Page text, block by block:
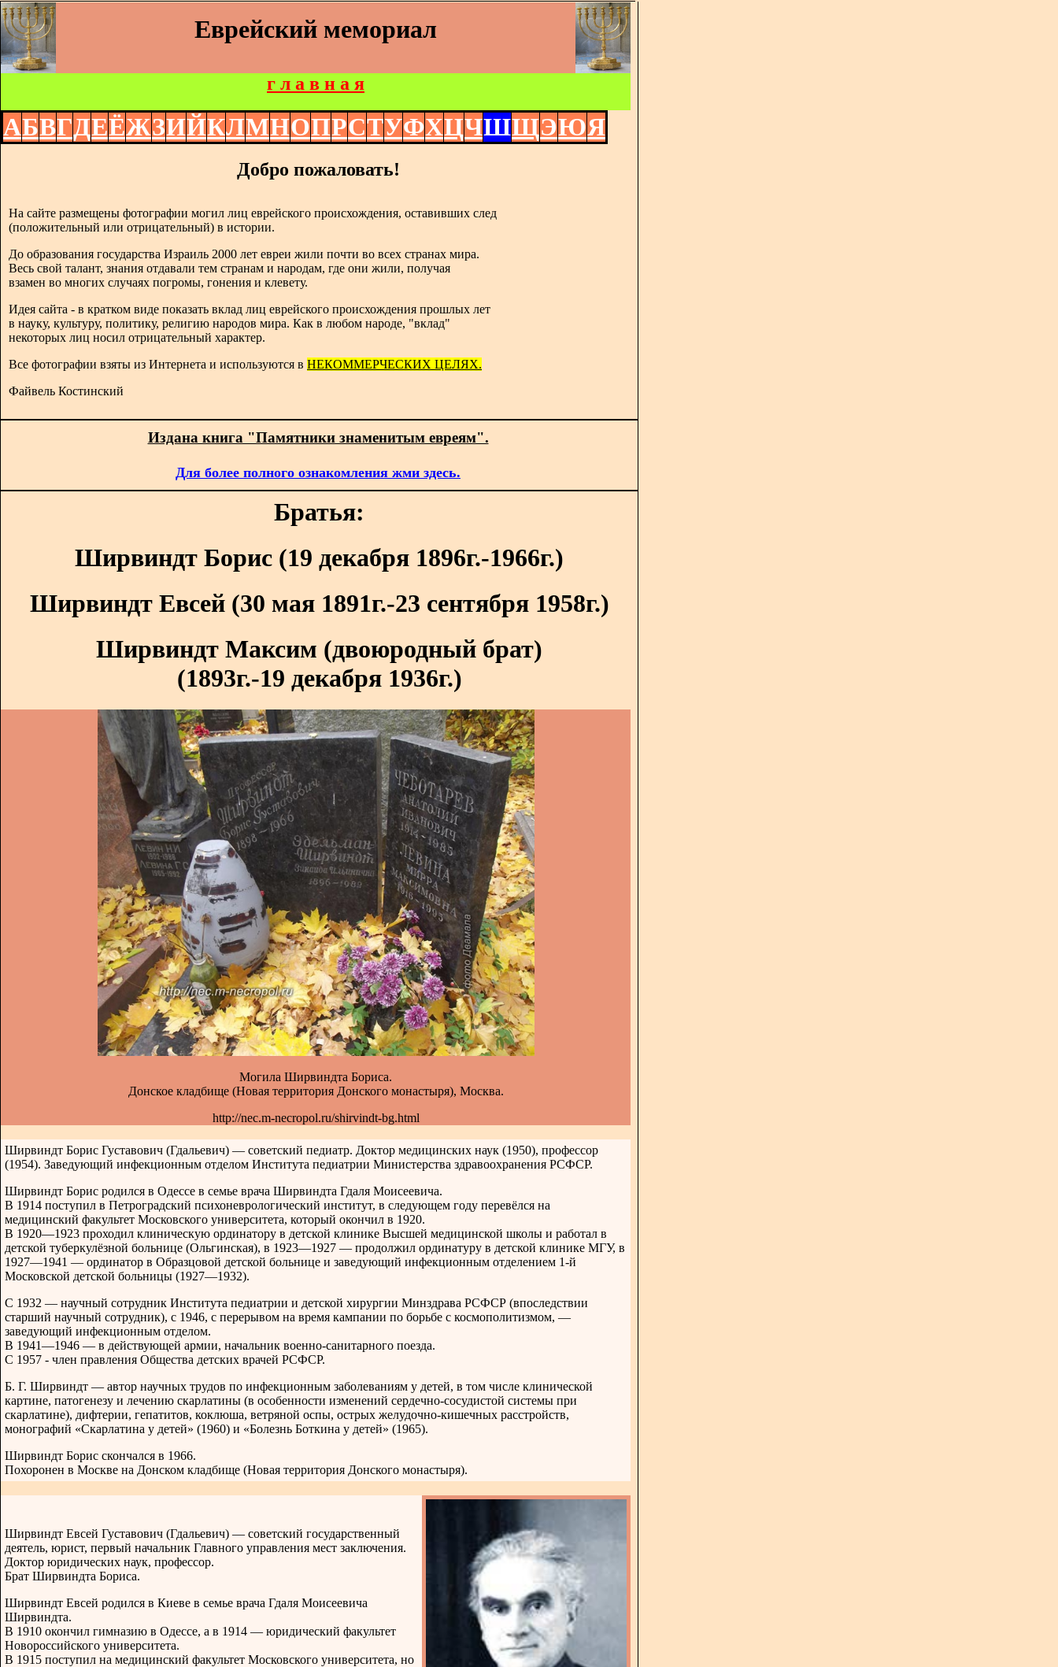
Еврейский мемориал
г л а в н а я
АБВГДЕЁЖЗИЙКЛМНОПРСТУФХЦЧШЩЭЮЯ
Добро пожаловать!
На сайте размещены фотографии могил лиц еврейского происхождения, оставивших след
(положительный или отрицательный) в истории.
До образования государства Израиль 2000 лет евреи жили почти во всех странах мира.
Весь свой талант, знания отдавали тем странам и народам, где они жили, получая
взамен во многих случаях погромы, гонения и клевету.
Идея сайта - в кратком виде показать вклад лиц еврейского происхождения прошлых лет
в науку, культуру, политику, религию народов мира. Как в любом народе, "вклад"
некоторых лиц носил отрицательный характер.
Все фотографии взяты из Интернета и используются в НЕКОММЕРЧЕСКИХ ЦЕЛЯХ.
Файвель Костинский
Издана книга "Памятники знаменитым евреям".
Для более полного ознакомления жми здесь.
Братья:
Ширвиндт Борис (19 декабря 1896г.-1966г.)
Ширвиндт Евсей (30 мая 1891г.-23 сентября 1958г.)
Ширвиндт Максим (двоюродный брат)
(1893г.-19 декабря 1936г.)
Могила Ширвиндта Бориса.
Донское кладбище (Новая территория Донского монастыря), Москва.
http://nec.m-necropol.ru/shirvindt-bg.html
Ширвиндт Борис Густавович (Гдальевич) — советский педиатр. Доктор медицинских наук (1950), профессор
(1954). Заведующий инфекционным отделом Института педиатрии Министерства здравоохранения РСФСР.
Ширвиндт Борис родился в Одессе в семье врача Ширвиндта Гдаля Моисеевича.
В 1914 поступил в Петроградский психоневрологический институт, в следующем году перевёлся на
медицинский факультет Московского университета, который окончил в 1920.
В 1920—1923 проходил клиническую ординатору в детской клинике Высшей медицинской школы и работал в
детской туберкулёзной больнице (Ольгинская), в 1923—1927 — продолжил ординатуру в детской клинике МГУ, в
1927—1941 — ординатор в Образцовой детской больнице и заведующий инфекционным отделением 1-й
Московской детской больницы (1927—1932).
С 1932 — научный сотрудник Института педиатрии и детской хирургии Минздрава РСФСР (впоследствии
старший научный сотрудник), с 1946, с перерывом на время кампании по борьбе с космополитизмом, —
заведующий инфекционным отделом.
В 1941—1946 — в действующей армии, начальник военно-санитарного поезда.
С 1957 - член правления Общества детских врачей РСФСР.
Б. Г. Ширвиндт — автор научных трудов по инфекционным заболеваниям у детей, в том числе клинической
картине, патогенезу и лечению скарлатины (в особенности изменений сердечно-сосудистой системы при
скарлатине), дифтерии, гепатитов, коклюша, ветряной оспы, острых желудочно-кишечных расстройств,
монографий «Скарлатина у детей» (1960) и «Болезнь Боткина у детей» (1965).
Ширвиндт Борис скончался в 1966.
Похоронен в Москве на Донском кладбище (Новая территория Донского монастыря).
Ширвиндт Евсей Густавович (Гдальевич) — советский государственный
деятель, юрист, первый начальник Главного управления мест заключения.
Доктор юридических наук, профессор.
Брат Ширвиндта Бориса.
Ширвиндт Евсей родился в Киеве в семье врача Гдаля Моисеевича
Ширвиндта.
В 1910 окончил гимназию в Одессе, а в 1914 — юридический факультет
Новороссийского университета.
В 1915 поступил на медицинский факультет Московского университета, но